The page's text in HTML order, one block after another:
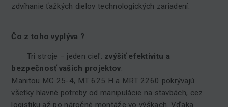
zdvíhanie ťažkých dielov technologických zariadení.
Čo z toho vyplýva ?
Tri stroje – jeden cieľ: zvýšiť efektivitu a
bezpečnosť vašich projektov.
Manitou MC 25-4, MT 625 H a MRT 2260 pokrývajú
všetky hlavné potreby od manipulácie na stavbách, cez
logistiku až po náročné montáže vo výškach. Vďaka